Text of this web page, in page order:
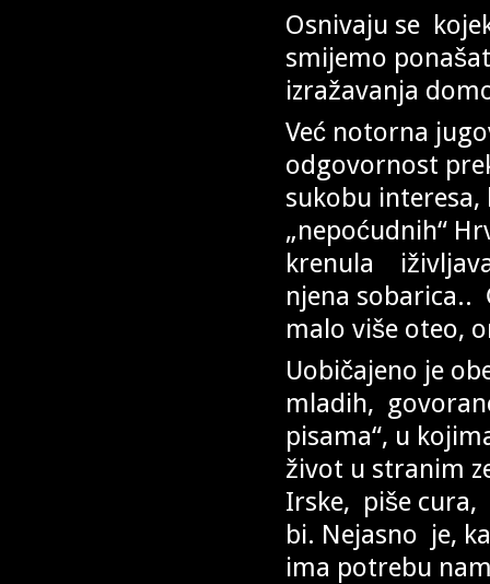
Osnivaju se
smijemo
izražavanja
Već notorna
odgovornost
sukobu
„nepoćudnih“
krenula
njena sobarica..
malo više oteo,
Uobičajeno je
mladih,
pisama“, u
život u stranim
Irske, piše cura,
bi. Nejasno je,
ima potrebu